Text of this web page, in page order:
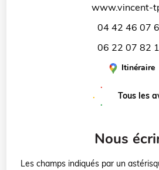
www.vincent-
04 42 46 07
06 22 07 82
Itinéraire
Tous les
Nous
Les champs indiqués par un